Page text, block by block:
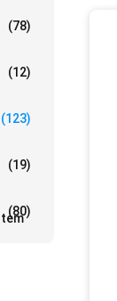
(78)
(12)
(123)
(19)
(80)